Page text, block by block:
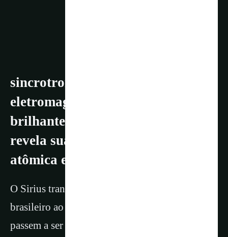
sincrotron: radiação
eletromagnética extremamente
brilhante que penetra a matéria e
revela sua estrutura molecular e
atômica em todo tipo de material
O Sirius transforma o potencial científico
brasileiro ao permitir que pesquisas estratégicas
passem a ser realizadas no país, facilitando as